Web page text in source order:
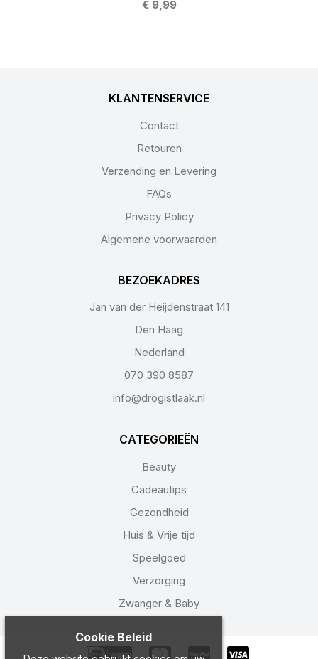
€ 9,99
KLANTENSERVICE
Contact
Retouren
Verzending en Levering
FAQs
Privacy Policy
Algemene voorwaarden
BEZOEKADRES
Jan van der Heijdenstraat 141
Den Haag
Nederland
070 390 8587
info@drogistlaak.nl
CATEGORIEËN
Beauty
Cadeautips
Gezondheid
Huis & Vrije tijd
Speelgoed
Verzorging
Zwanger & Baby
Cookie Beleid